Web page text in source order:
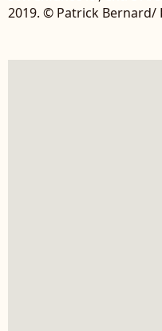
2019. © Patrick Bernard/